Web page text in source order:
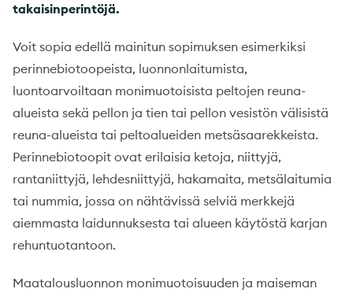
takaisinperintöjä.
Voit sopia edellä mainitun sopimuksen esimerkiksi
perinnebiotoopeista, luonnonlaitumista,
luontoarvoiltaan monimuotoisista peltojen reuna-
alueista sekä pellon ja tien tai pellon vesistön välisistä
reuna-alueista tai peltoalueiden metsäsaarekkeista.
Perinnebiotoopit ovat erilaisia ketoja, niittyjä,
rantaniittyjä, lehdesniittyjä, hakamaita, metsälaitumia
tai nummia, jossa on nähtävissä selviä merkkejä
aiemmasta laidunnuksesta tai alueen käytöstä karjan
rehuntuotantoon.
Maatalousluonnon monimuotoisuuden ja maiseman